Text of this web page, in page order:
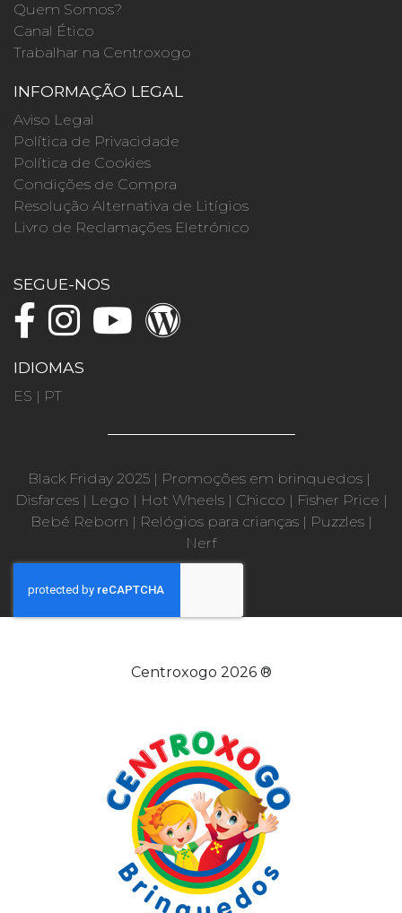
Quem Somos?
Canal Ético
Trabalhar na Centroxogo
INFORMAÇÃO LEGAL
Aviso Legal
Política de Privacidade
Política de Cookies
Condições de Compra
Resolução Alternativa de Litígios
Livro de Reclamações Eletrónico
SEGUE-NOS
IDIOMAS
ES | PT
Black Friday 2025 | Promoções em brinquedos |
Disfarces| Lego | Hot Wheels| Chicco | Fisher Price |
Bebé Reborn | Relógios para crianças| Puzzles|
Nerf
Centroxogo 2026 ®